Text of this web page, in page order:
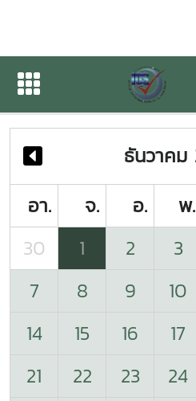
ปฏิทินกิจกรรมขอ
ปฏิทินกิจกรรมของหน่วยงาน
ธันวาคม
อา.
จ. อ. พ.
30
1 2 3
7
8 9 10
14
15 16 17
21
22 23 24